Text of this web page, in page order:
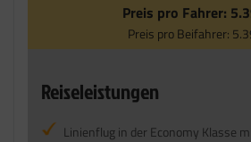
Preis pro Fahrer:
Preis pro Beifahrer:
Reiseleistungen
Linienflug in der Economy Klasse